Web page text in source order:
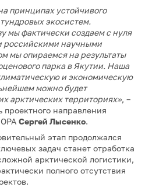
принципах устойчивого
экосистем.
мы фактически создаем с нуля
российскими научными
мы опираемся на результаты
парка в Якутии. Наша
и экономическую
можно будет
арктических территориях», –
проектного направления
Сергей Лысенко.
этап продолжался
задач станет отработка
арктической логистики,
полного отсутствия